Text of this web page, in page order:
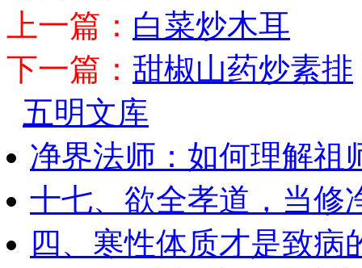
上一篇： 白菜炒木耳
下一篇： 甜椒山药炒素排
五明文库
净界法师：如何理解祖
十七、欲全孝道，当修
四、寒性体质才是致病